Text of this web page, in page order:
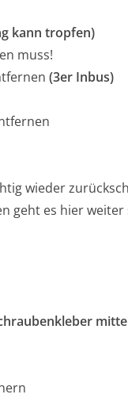
kann tropfen)
muss!
(3er Inbus)
wieder
geht es hier